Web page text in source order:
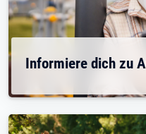
Informiere dich zu